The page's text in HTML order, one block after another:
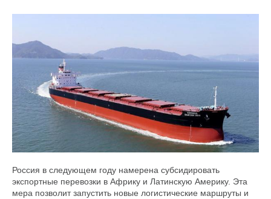
Россия в следующем году намерена субсидировать
экспортные перевозки в Африку и Латинскую Америку. Эта
мера позволит запустить новые логистические маршруты и